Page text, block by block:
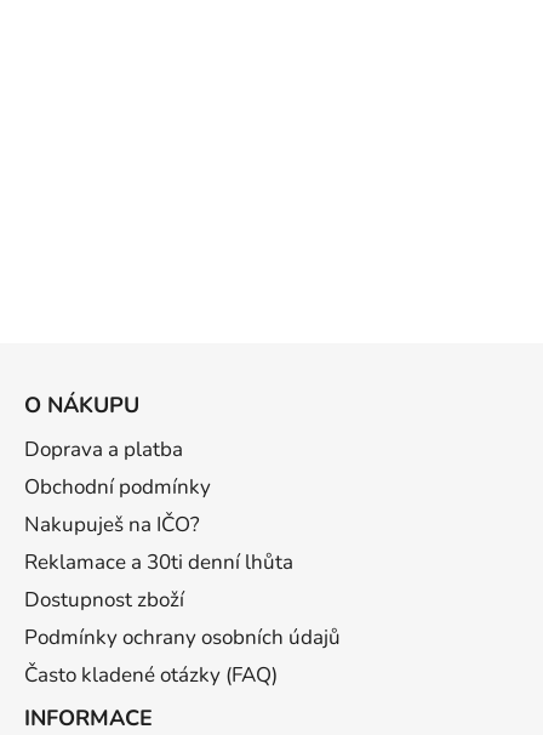
O NÁKUPU
Doprava a platba
Obchodní podmínky
Nakupuješ na IČO?
Reklamace a 30ti denní lhůta
Dostupnost zboží
Podmínky ochrany osobních údajů
Často kladené otázky (FAQ)
INFORMACE